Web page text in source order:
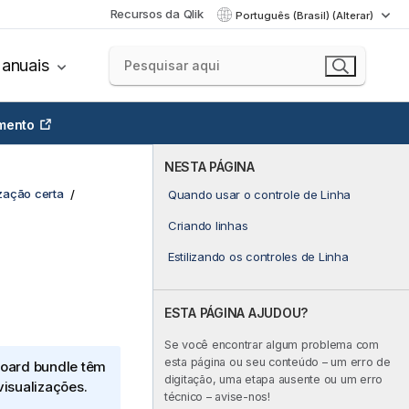
Recursos da Qlik Português (Brasil) (Alterar)
NESTA PÁGINA
Quando usar o controle de Linha
Criando linhas
Estilizando os controles de Linha
ESTA PÁGINA AJUDOU?
Se você encontrar algum problema com
esta página ou seu conteúdo – um erro de
digitação, uma etapa ausente ou um erro
técnico – avise-nos!
certa
bundletêm